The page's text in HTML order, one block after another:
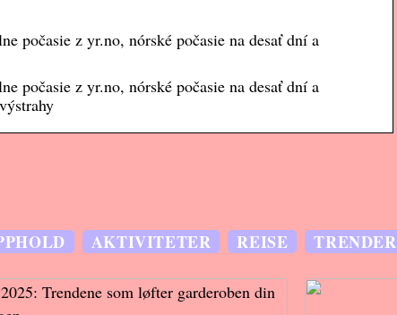
počasie z yr.no, nórské počasie na desať dní a
počasie z yr.no, nórské počasie na desať dní a
AKTIVITETER REISE TRENDER